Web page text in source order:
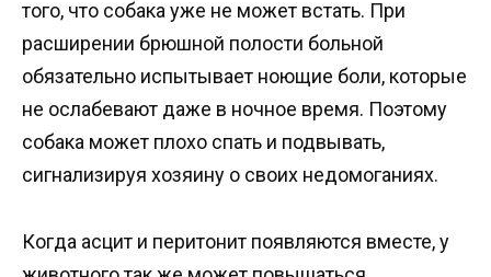
того, что собака уже не может встать. При
расширении брюшной полости больной
обязательно испытывает ноющие боли, которые
не ослабевают даже в ночное время. Поэтому
собака может плохо спать и подвывать,
сигнализируя хозяину о своих недомоганиях.
Когда асцит и перитонит появляются вместе, у